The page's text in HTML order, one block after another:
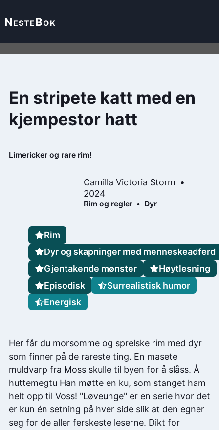
NesteBok
En stripete katt med en
kjempestor hatt
Limericker og rare rim!
Camilla Victoria Storm
2024
Rim og regler Dyr
Her får du morsomme og sprelske rim med dyr
som finner på de rareste ting. En masete
muldvarp fra Moss skulle til byen for å slåss. Å
huttemegtu Han møtte en ku, som stanget ham
helt opp til Voss! "Løveunge" er en serie hvor det
er kun én setning på hver side slik at den egner
seg for de aller ferskeste leserne. Dikt for
Rim
Dyr og skapninger med menneskeadferd
Gjentakende mønster
Høytlesning
Episodisk
Surrealistisk humor
Energisk